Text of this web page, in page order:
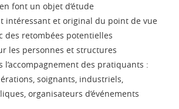
font un objet d’étude
intéressant et original du point de vue
des retombées potentielles
les personnes et structures
l’accompagnement des pratiquants :
soignants, industriels,
organisateurs d’événements